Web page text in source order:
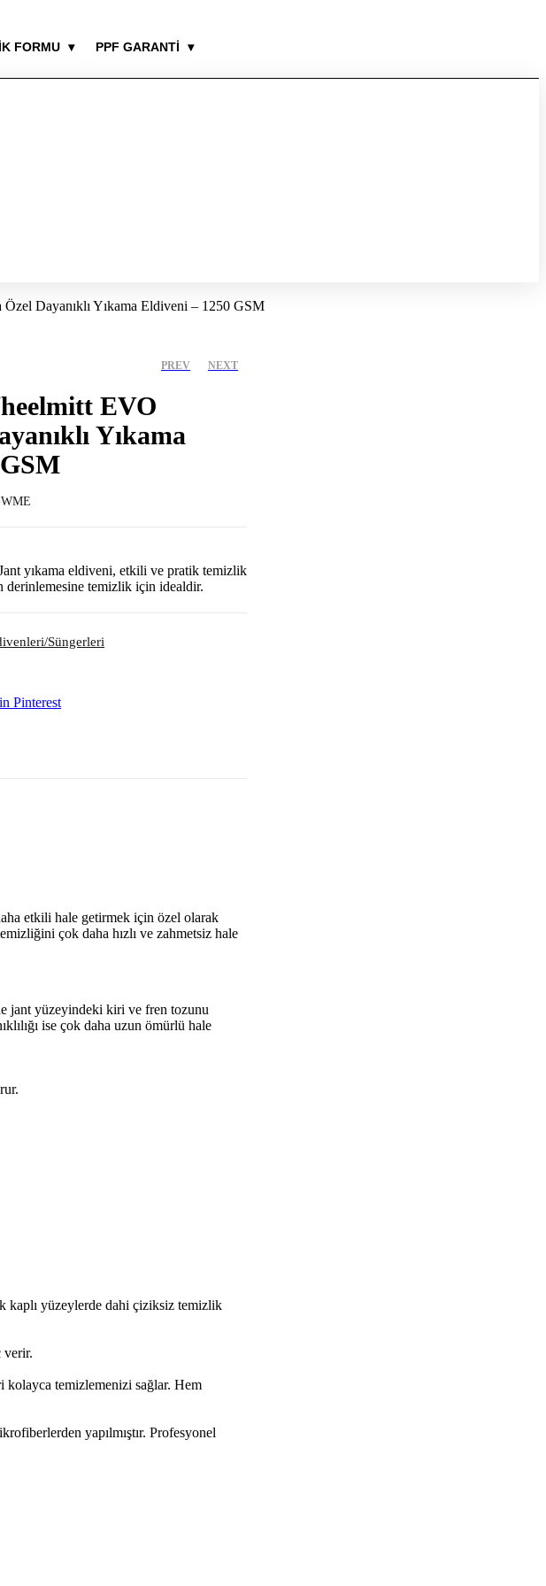
FORMU ▾ PPF GARANTİ ▾
Dayanıklı Yıkama Eldiveni – 1250 GSM
PREV NEXT
EVO
Yıkama
yıkama eldiveni, etkili ve pratik temizlik
derinlemesine temizlik için idealdir.
Süngerleri
Pinterest
etkili hale getirmek için özel olarak
çok daha hızlı ve zahmetsiz hale
jant yüzeyindeki kiri ve fren tozunu
ise çok daha uzun ömürlü hale
kaplı yüzeylerde dahi çiziksiz temizlik
verir.
kolayca temizlemenizi sağlar. Hem
yapılmıştır. Profesyonel